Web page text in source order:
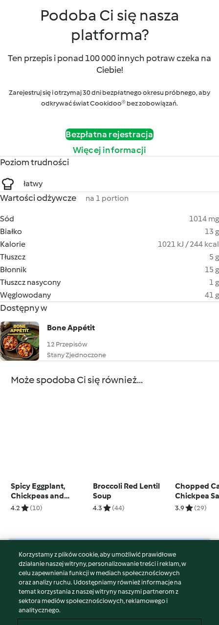
Podoba Ci się nasza
platforma?
Ten przepis i ponad 100 000 innych potraw czeka na
Ciebie!
Zarejestruj się i otrzymaj 30 dni bezpłatnego okresu próbnego, aby
odkrywać świat Cookidoo® bez zobowiązań.
Bezpłatna rejestracja
Więcej informacji
Poziom trudności
łatwy
Wartości odżywcze na 1 portion
Sód
1014 mg
Białko
13 g
Kalorie
1021 kJ / 244 kcal
Tłuszcz
5 g
Błonnik
15 g
Tłuszcz nasycony
1 g
Węglowodany
41 g
Dostępny w
Bone Appétit
12 Przepisów
Stany Zjednoczone
Może spodoba Ci się również...
Spicy Eggplant,
Chickpeas and
Chicken
4.2 (10)
Broccoli Red Lentil
Soup
4.3 (44)
Chopped
Chickpea
Oregano
3.9 (29)
© Copyright 2026
Warunki korzystania
Polityka prywatności
Disclaimer
Znak wydawcy
Korzystamy z plików cookie, aby umożliwić prawidłowe
działanie naszej witryny, personalizowanie treści i reklam, w
celu zapewnienia funkcji w mediach społecznościowych
oraz analizy ruchu. Udostępniamy również informacje na
temat korzystania z naszej witryny naszymi partnerom z
sektora mediów społecznościowych, reklamowego i
analitycznego.